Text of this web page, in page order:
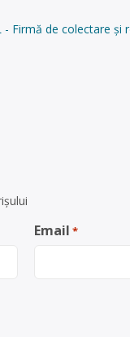
- Firmă de colectare
Email *